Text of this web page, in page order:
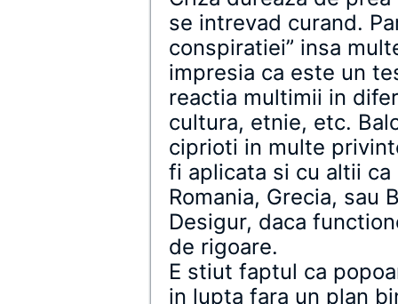
se intrevad curand.
conspiratiei” insa
impresia ca este un
reactia multimii in
cultura, etnie, etc.
ciprioti in multe
fi aplicata si cu altii
Romania, Grecia, sau
Desigur, daca
de rigoare.
E stiut faptul ca
in lupta fara un plan